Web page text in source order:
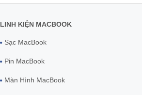
LINH KIỆN MACBOOK
Sạc MacBook
Pin MacBook
Màn Hình MacBook